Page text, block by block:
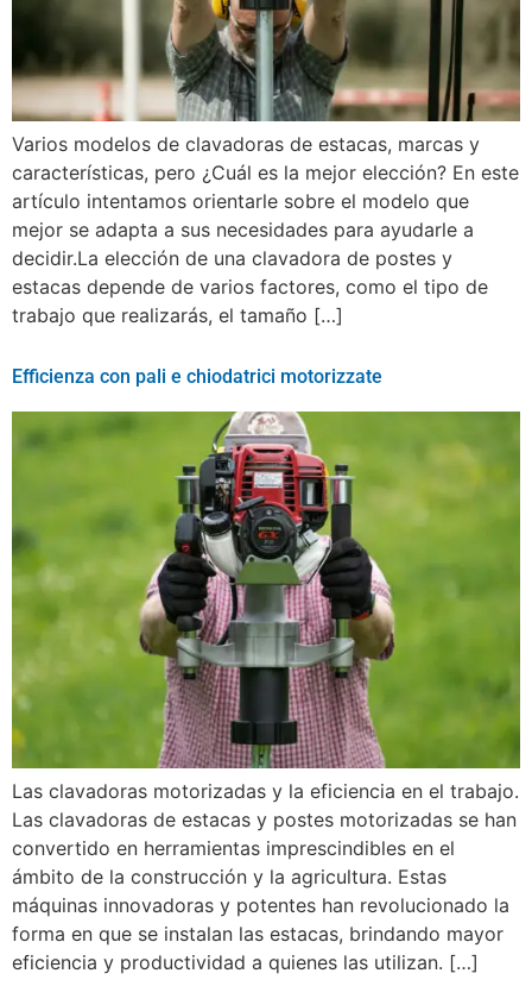
Varios modelos de clavadoras de estacas, marcas y
características, pero ¿Cuál es la mejor elección? En este
artículo intentamos orientarle sobre el modelo que
mejor se adapta a sus necesidades para ayudarle a
decidir.La elección de una clavadora de postes y
estacas depende de varios factores, como el tipo de
trabajo que realizarás, el tamaño […]
Efficienza con pali e chiodatrici motorizzate
Las clavadoras motorizadas y la eficiencia en el trabajo.
Las clavadoras de estacas y postes motorizadas se han
convertido en herramientas imprescindibles en el
ámbito de la construcción y la agricultura. Estas
máquinas innovadoras y potentes han revolucionado la
forma en que se instalan las estacas, brindando mayor
eficiencia y productividad a quienes las utilizan. […]